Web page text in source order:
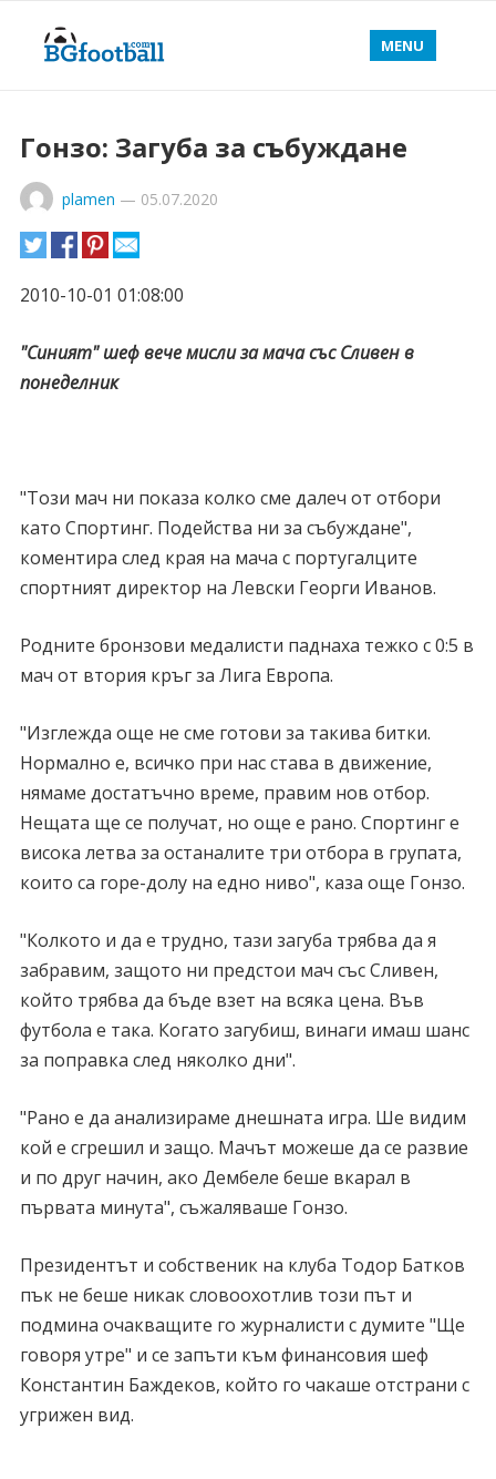
MENU
Гонзо: Загуба за събуждане
plamen — 05.07.2020
2010-10-01 01:08:00
"Синият" шеф вече мисли за мача със Сливен в
понеделник
"Този мач ни показа колко сме далеч от отбори
като Спортинг. Подейства ни за събуждане",
коментира след края на мача с португалците
спортният директор на Левски Георги Иванов.
Родните бронзови медалисти паднаха тежко с 0:5 в
мач от втория кръг за Лига Европа.
"Изглежда още не сме готови за такива битки.
Нормално е, всичко при нас става в движение,
нямаме достатъчно време, правим нов отбор.
Нещата ще се получат, но още е рано. Спортинг е
висока летва за останалите три отбора в групата,
които са горе-долу на едно ниво", каза още Гонзо.
"Колкото и да е трудно, тази загуба трябва да я
забравим, защото ни предстои мач със Сливен,
който трябва да бъде взет на всяка цена. Във
футбола е така. Когато загубиш, винаги имаш шанс
за поправка след няколко дни".
"Рано е да анализираме днешната игра. Ше видим
кой е сгрешил и защо. Мачът можеше да се развие
и по друг начин, ако Дембеле беше вкарал в
първата минута", съжаляваше Гонзо.
Президентът и собственик на клуба Тодор Батков
пък не беше никак словоохотлив този път и
подмина очакващите го журналисти с думите "Ще
говоря утре" и се запъти към финансовия шеф
Константин Баждеков, който го чакаше отстрани с
угрижен вид.